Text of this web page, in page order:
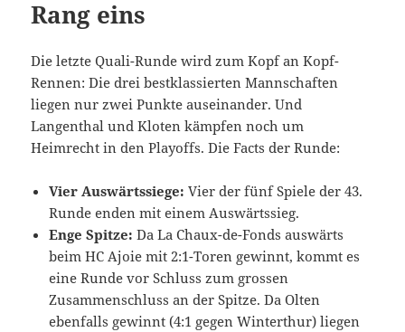
Rang eins
Die letzte Quali-Runde wird zum Kopf an Kopf-
Rennen: Die drei bestklassierten Mannschaften
liegen nur zwei Punkte auseinander. Und
Langenthal und Kloten kämpfen noch um
Heimrecht in den Playoffs. Die Facts der Runde:
Vier Auswärtssiege:Vier der fünf Spiele der 43.
Runde enden mit einem Auswärtssieg.
Enge Spitze:Da La Chaux-de-Fonds auswärts
beim HC Ajoie mit 2:1-Toren gewinnt, kommt es
eine Runde vor Schluss zum grossen
Zusammenschluss an der Spitze. Da Olten
ebenfalls gewinnt (4:1 gegen Winterthur) liegen